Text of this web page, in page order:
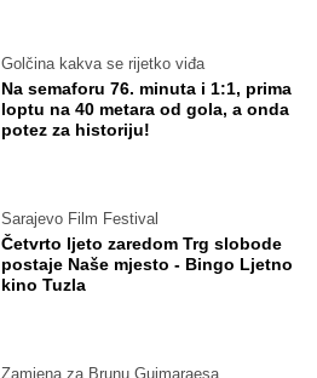
Golčina kakva se rijetko viđa
Na semaforu 76. minuta i 1:1, prima
loptu na 40 metara od gola, a onda
potez za historiju!
Sarajevo Film Festival
Četvrto ljeto zaredom Trg slobode
postaje Naše mjesto - Bingo Ljetno
kino Tuzla
Zamjena za Brunu Guimaraesa